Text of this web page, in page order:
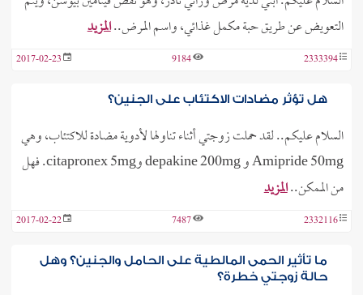
التعويض عن طريق حبة مكمل غذائي، واسم المرض..المزيد
2333394
9184
2017-02-23
هل تؤثر مضادات الاكتئاب على الجنين؟
السلام عليكم.. لقد حملت زوجتي أثناء تناولها لأدوية مضادة للاكتئاب، وهي
Amipride 50mg و depakine 200mg وcitapronex 5mg. فهل
من الممكن..المزيد
2332116
7487
2017-02-22
ما تأثير الحمى المالطية على الحامل والجنين؟ وهل
حالة زوجتي خطرة؟